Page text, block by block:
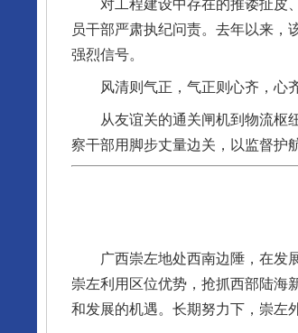
对工程建设中存在的推诿扯皮、
员干部严肃执纪问责。去年以来，
强烈信号。
风清则气正，气正则心齐，心齐
从友谊关的通关闸机到物流枢纽
察干部用脚步丈量边关，以监督护
广西崇左地处西南边陲，在发展
崇左利用区位优势，抢抓西部陆海
和发展的机遇。长期努力下，崇左